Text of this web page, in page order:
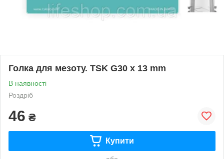
Голка для мезоту. TSK G30 x 13 mm
В наявності
Роздріб
46 ₴
Купити